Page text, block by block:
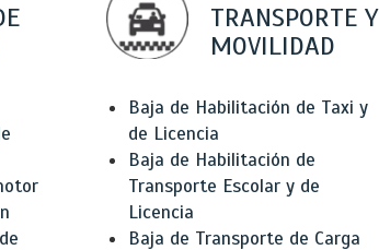
TRANSPORTE Y
MOVILIDAD
Baja de Habilitación de Taxi y
de Licencia
Baja de Habilitación de
Transporte Escolar y de
Licencia
Baja de Transporte de Carga